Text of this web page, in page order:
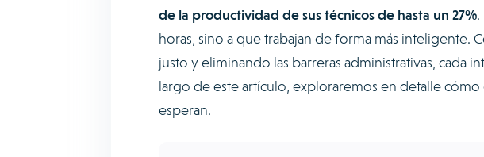
de la productividad de sus técnicos de hasta un 27%.
horas, sino a que trabajan de forma más inteligente.
justo y eliminando las barreras administrativas, cada
largo de este artículo, exploraremos en detalle cómo
esperan.